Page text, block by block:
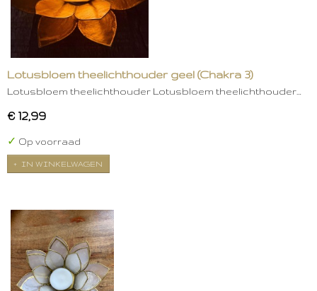
Lotusbloem theelichthouder geel (Chakra 3)
Lotusbloem theelichthouder Lotusbloem theelichthouder…
€ 12,99
✓ Op voorraad
IN WINKELWAGEN